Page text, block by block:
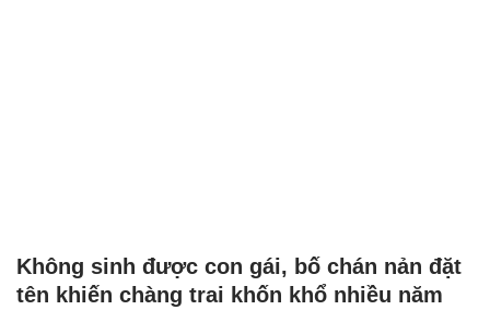
Không sinh được con gái, bố chán nản đặt
tên khiến chàng trai khốn khổ nhiều năm